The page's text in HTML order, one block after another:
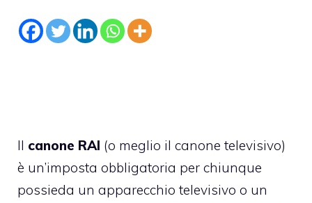
Il canone RAI (o meglio il canone televisivo)
è un’imposta obbligatoria per chiunque
possieda un apparecchio televisivo o un